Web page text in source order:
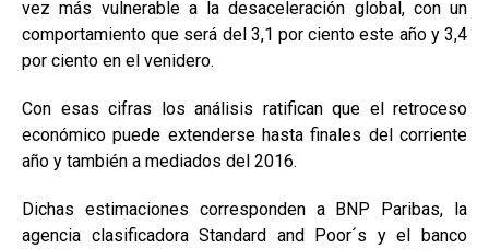
vez más vulnerable a la desaceleración global, con un
comportamiento que será del 3,1 por ciento este año y 3,4
por ciento en el venidero.
Con esas cifras los análisis ratifican que el retroceso
económico puede extenderse hasta finales del corriente
año y también a mediados del 2016.
Dichas estimaciones corresponden a BNP Paribas, la
agencia clasificadora Standard and Poor´s y el banco